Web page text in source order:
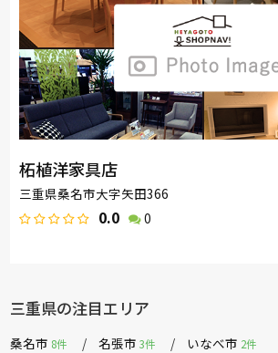
柘植洋家具店
三重県桑名市大字矢田366
0.0 0
三重県の注目エリア
桑名市 8件 名張市3件 いなべ市 2件